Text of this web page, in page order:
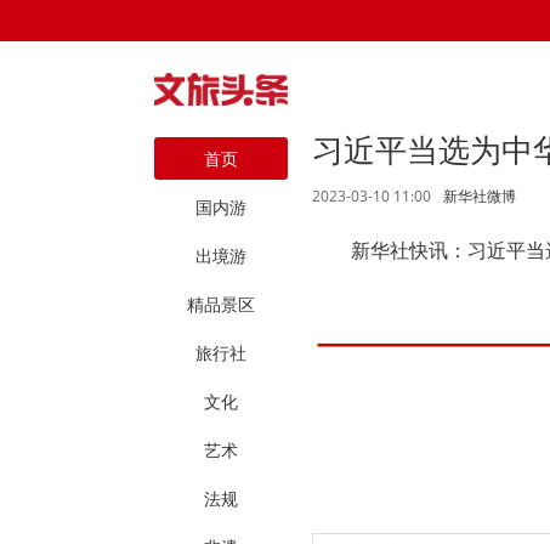
首页
国内游
出境游
精品景区
旅行社
文化
艺术
法规
习近平当选为中
2023-03-10 11:00 新华社微博
新华社快讯：习近平当